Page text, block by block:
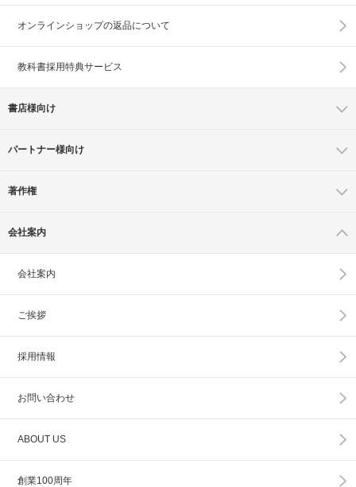
オンラインショップの返品について
教科書採用特典サービス
書店様向け
パートナー様向け
著作権
会社案内
会社案内
ご挨拶
採用情報
お問い合わせ
ABOUT US
創業100周年